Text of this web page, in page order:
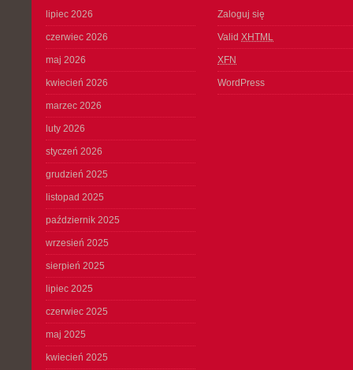
lipiec 2026
czerwiec 2026
maj 2026
kwiecień 2026
marzec 2026
luty 2026
styczeń 2026
grudzień 2025
listopad 2025
październik 2025
wrzesień 2025
sierpień 2025
lipiec 2025
czerwiec 2025
maj 2025
kwiecień 2025
Zaloguj się
Valid XHTML
XFN
WordPress